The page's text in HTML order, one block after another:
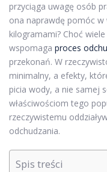
przyciąga uwagę osób
ona naprawdę pomóc
kilogramami? Choć
wspomaga proces
przekonań. W
minimalny, a efekty,
picia wody, a nie samej
właściwościom tego
rzeczywistemu
odchudzania.
Spis treści